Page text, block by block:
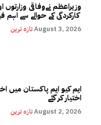
وزیراعظم نےوفاقی وزارتوں
کارکردگی کے حوالے سے اہم فیصلہ کر لیا
تازہ ترینAugust 3, 2026
ایم کیو ایم پاکستان میں
اختیار کر گئے
تازہ ترینAugust 2, 2026